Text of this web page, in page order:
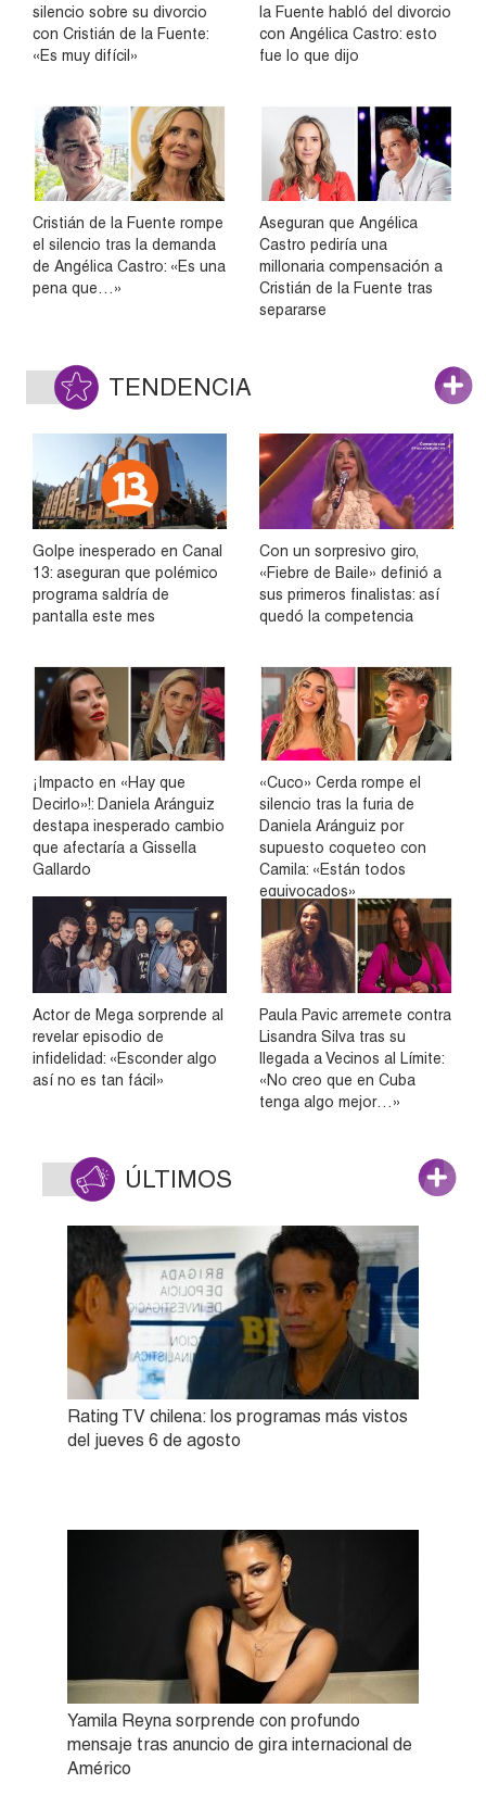
silencio sobre su divorcio
con Cristián de la Fuente:
«Es muy difícil»
la Fuente habló del divorcio
con Angélica Castro: esto
fue lo que dijo
Cristián de la Fuente rompe
el silencio tras la demanda
de Angélica Castro: «Es una
pena que…»
Aseguran que Angélica
Castro pediría una
millonaria compensación a
Cristián de la Fuente tras
separarse
TENDENCIA
Golpe inesperado en Canal
13: aseguran que polémico
programa saldría de
pantalla este mes
Con un sorpresivo giro,
«Fiebre de Baile» definió a
sus primeros finalistas: así
quedó la competencia
¡Impacto en «Hay que
Decirlo»!: Daniela Aránguiz
destapa inesperado cambio
que afectaría a Gissella
Gallardo
«Cuco» Cerda rompe el
silencio tras la furia de
Daniela Aránguiz por
supuesto coqueteo con
Camila: «Están todos
equivocados»
Actor de Mega sorprende al
revelar episodio de
infidelidad: «Esconder algo
así no es tan fácil»
Paula Pavic arremete contra
Lisandra Silva tras su
llegada a Vecinos al Límite:
«No creo que en Cuba
tenga algo mejor…»
ÚLTIMOS
Rating TV chilena: los programas más vistos
del jueves 6 de agosto
Yamila Reyna sorprende con profundo
mensaje tras anuncio de gira internacional de
Américo